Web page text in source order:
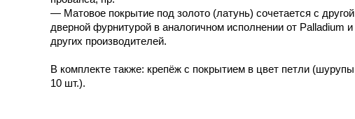
— Матовое покрытие под золото (латунь) сочетается с другой
дверной фурнитурой в аналогичном исполнении от Palladium и
других производителей.
В комплекте также: крепёж с покрытием в цвет петли (шурупы
10 шт.).